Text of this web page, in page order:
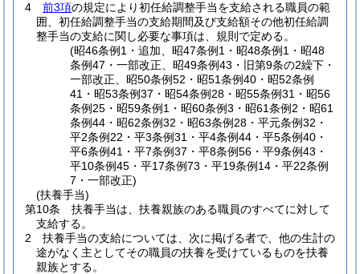
4
前3項の規定により初任給調整手当を支給される職員の範
囲、初任給調整手当の支給期間及び支給額その他初任給調
整手当の支給に関し必要な事項は、規則で定める。
(昭46条例1・追加、昭47条例1・昭48条例1・昭48
条例47・一部改正、昭49条例43・旧第9条の2繰下・
一部改正、昭50条例52・昭51条例40・昭52条例
41・昭53条例37・昭54条例28・昭55条例31・昭56
条例25・昭59条例1・昭60条例3・昭61条例2・昭61
条例44・昭62条例32・昭63条例28・平元条例32・
平2条例22・平3条例31・平4条例44・平5条例40・
平6条例41・平7条例37・平8条例56・平9条例43・
平10条例45・平17条例73・平19条例14・平22条例
7・一部改正)
(扶養手当)
第10条
扶養手当は、扶養親族のある職員のすべてに対して
支給する。
2
扶養手当の支給については、次に掲げる者で、他の生計の
途がなく主としてその職員の扶養を受けているものを扶養
親族とする。